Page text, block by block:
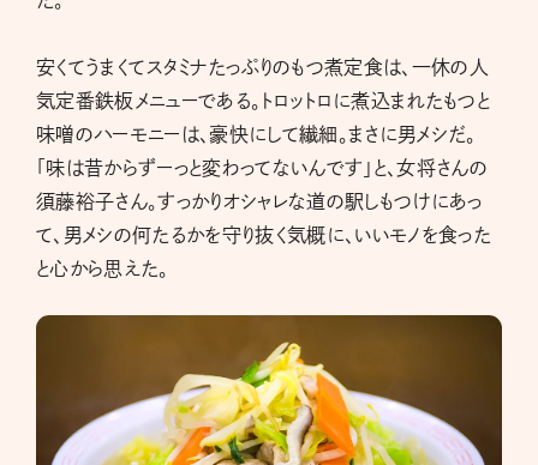
安くてうまくてスタミナたっぷりのもつ煮定食は、一休の人
気定番鉄板メニューである。トロットロに煮込まれたもつと
味噌のハーモニーは、豪快にして繊細。まさに男メシだ。
「味は昔からずーっと変わってないんです」と、女将さんの
須藤裕子さん。すっかりオシャレな道の駅しもつけにあっ
て、男メシの何たるかを守り抜く気概に、いいモノを食った
と心から思えた。